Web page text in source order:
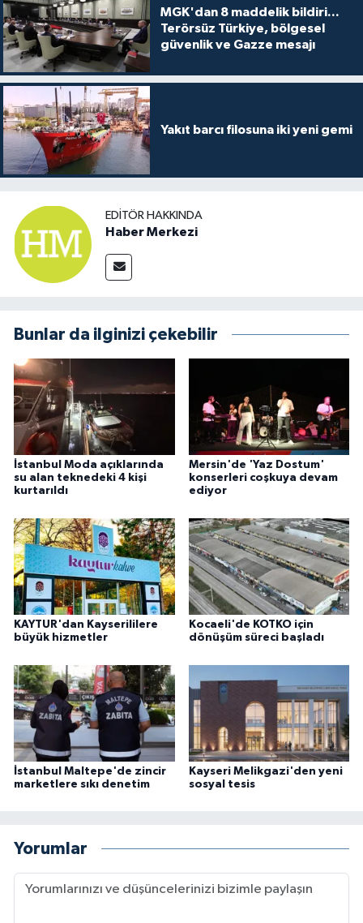
MGK'dan 8 maddelik bildiri...
Terörsüz Türkiye, bölgesel
güvenlik ve Gazze mesajı
Yakıt barcı filosuna iki yeni gemi
EDITÖR HAKKINDA
Haber Merkezi
Bunlar da ilginizi çekebilir
İstanbul Moda açıklarında
su alan teknedeki 4 kişi
kurtarıldı
Mersin'de 'Yaz Dostum'
konserleri coşkuya devam
ediyor
KAYTUR'dan Kayserililere
büyük hizmetler
Kocaeli'de KOTKO için
dönüşüm süreci başladı
İstanbul Maltepe'de zincir
marketlere sıkı denetim
Kayseri Melikgazi'den yeni
sosyal tesis
Yorumlar